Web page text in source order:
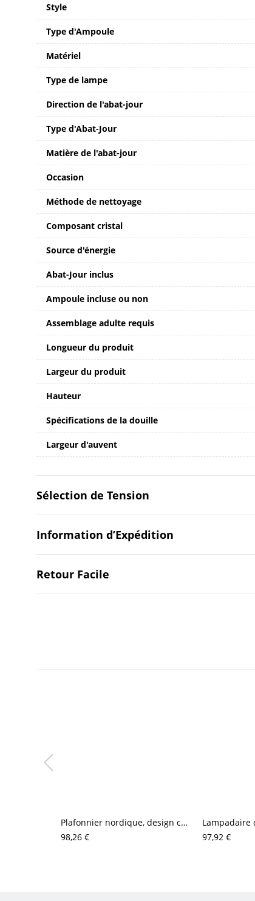
Style
Type d'Ampoule
Matériel
Type de lampe
Direction de l'abat-jour
Type d'Abat-Jour
Matière de l'abat-jour
Occasion
Méthode de nettoyage
Composant cristal
Source d'énergie
Abat-Jour inclus
Ampoule incluse ou non
Assemblage adulte requis
Longueur du produit
Largeur du produit
Hauteur
Spécifications de la douille
Largeur d'auvent
Sélection de Tension
Information d’Expédition
Retour Facile
Plafonnier nordique, design créatif en métal en forme de pétales avec globes en verre dépoli
98,26 €
97,92 €